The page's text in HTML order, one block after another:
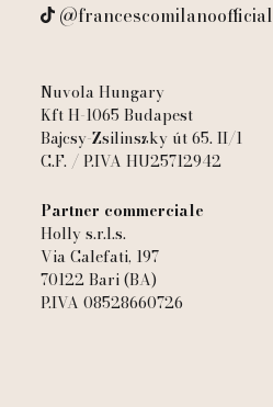
Nuvola Hungary
Kft H-1065 Budapest
Bajcsy-Zsilinszky út 65. II/1
C.F. / P.IVA HU25712942
Partner commerciale
Holly s.r.l.s.
Via Calefati, 197
70122 Bari (BA)
P.IVA 08528660726
@francescomilanoofficial